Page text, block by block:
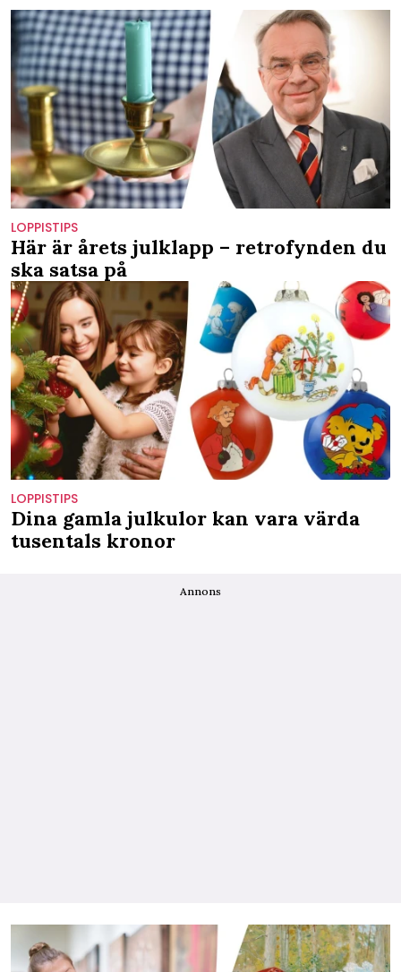
LOPPISTIPS
Här är årets julklapp – retrofynden du
ska satsa på
LOPPISTIPS
Dina gamla julkulor kan vara värda
tusentals kronor
Annons